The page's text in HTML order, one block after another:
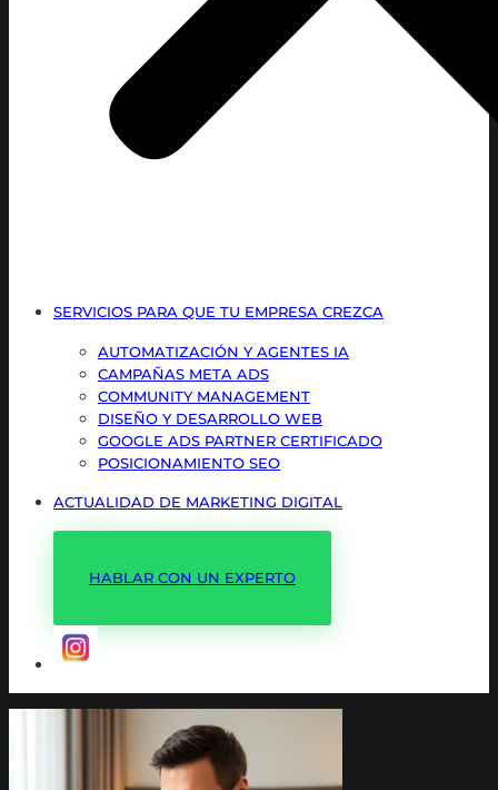
SERVICIOS PARA QUE TU EMPRESA CREZCA
AUTOMATIZACIÓN Y AGENTES IA
CAMPAÑAS META ADS
COMMUNITY MANAGEMENT
DISEÑO Y DESARROLLO WEB
GOOGLE ADS PARTNER CERTIFICADO
POSICIONAMIENTO SEO
ACTUALIDAD DE MARKETING DIGITAL
HABLAR CON UN EXPERTO